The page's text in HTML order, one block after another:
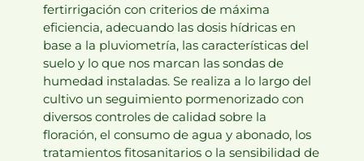
fertirrigación con criterios de máxima
eficiencia, adecuando las dosis hídricas en
base a la pluviometría, las características del
suelo y lo que nos marcan las sondas de
humedad instaladas. Se realiza a lo largo del
cultivo un seguimiento pormenorizado con
diversos controles de calidad sobre la
floración, el consumo de agua y abonado, los
tratamientos fitosanitarios o la sensibilidad de